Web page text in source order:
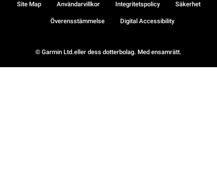
© Garmin Ltd.eller dess dotterbolag. Med ensamrätt.
Site Map Användarvillkor Integritetspolicy Säkerhet
Överensstämmelse Digital Accessibility